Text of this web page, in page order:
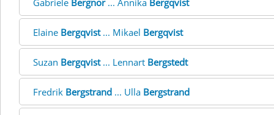
Gabriele Bergnor... Annika Bergqvist
Elaine Bergqvist... Mikael Bergqvist
Suzan Bergqvist... Lennart Bergstedt
Fredrik Bergstrand ... Ulla Bergstrand